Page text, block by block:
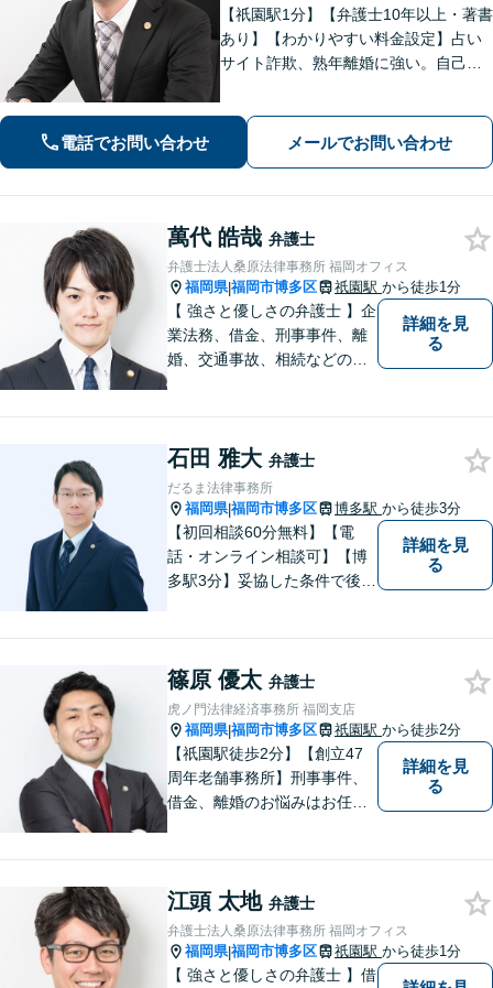
【祇園駅1分】【弁護士10年以上・著書
あり】【わかりやすい料金設定】占い
サイト詐欺、熟年離婚に強い。自己破
詐欺、刑事事件（博多警察署まで徒歩5
分）や相続にも対応。
電話でお問い合わせ メールでお問い合わせ
萬代 皓哉 弁護士
弁護士法人桑原法律事務所 福岡オフィス
福岡県|福岡市博多区 祇園駅 から徒歩1分
【 強さと優しさの弁護士 】企
業法務、借金、刑事事件、離
婚、交通事故、相続などのご
なリーガルサービスを提供い
たします。
詳細を見
る
石田 雅大 弁護士
だるま法律事務所
福岡県|福岡市博多区 博多駅 から徒歩3分
【初回相談60分無料】【電
話・オンライン相談可】【博
多駅3分】妥協した条件で後悔
現実的な解決策をご提案いた
しますので、まずはお気軽に
ご相談ください。
詳細を見
る
篠原 優太 弁護士
虎ノ門法律経済事務所 福岡支店
福岡県|福岡市博多区 祇園駅 から徒歩2分
【祇園駅徒歩2分】【創立47
周年老舗事務所】刑事事件、
借金、離婚のお悩みはお任せ
熱を持って、難しい案件も諦
めずに解決を目指します。
【他士業連携】
詳細を見
る
江頭 太地 弁護士
弁護士法人桑原法律事務所 福岡オフィス
福岡県|福岡市博多区 祇園駅 から徒歩1分
【 強さと優しさの弁護士 】借